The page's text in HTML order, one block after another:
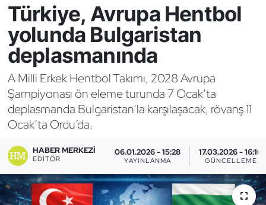
Türkiye, Avrupa Hentbol
yolunda Bulgaristan
deplasmanında
A Milli Erkek Hentbol Takımı, 2028 Avrupa
Şampiyonası ön eleme turunda 7 Ocak’ta
deplasmanda Bulgaristan’la karşılaşacak, rövanş 11
Ocak’ta Ordu’da.
HABER MERKEZI
EDITÖR
06.01.2026 - 15:28
YAYINLANMA
17.03.2026 - 16:10
GÜNCELLEME
Binicilik
Bisiklet
Bocce Bowling Dart
Boks
Briç
Buz Hokeyi
Buz Pateni